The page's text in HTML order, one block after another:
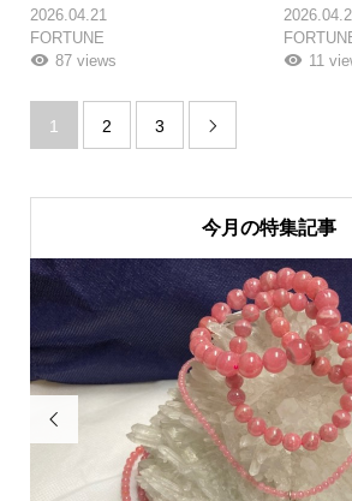
2026.04.21
FORTUNE
87 views
11
1 2 3 
今月の特集記事
